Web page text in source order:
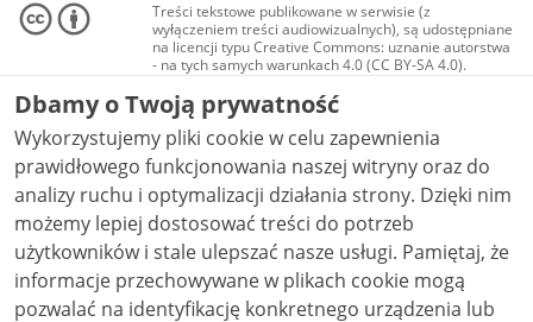
Treści tekstowe publikowane w serwisie (z
wyłączeniem treści audiowizualnych), są udostępniane
na licencji typu Creative Commons: uznanie autorstwa
- na tych samych warunkach 4.0 (CC BY-SA 4.0).
Materiały audiowizualne, w tym zdjęcia, materiały
audio i wideo, są udostępniane na licencji typu
Creative Commons: uznanie autorstwa użycie
niekomercyjne - bez utworów zależnych 4.0 (CC BY-
NC-ND 4.0), o ile nie jest to stwierdzone inaczej.
Dbamy o Twoją prywatność
Wykorzystujemy pliki cookie w celu zapewnienia
prawidłowego funkcjonowania naszej witryny oraz do
analizy ruchu i optymalizacji działania strony. Dzięki nim
możemy lepiej dostosować treści do potrzeb
użytkowników i stale ulepszać nasze usługi. Pamiętaj, że
informacje przechowywane w plikach cookie mogą
pozwalać na identyfikację konkretnego urządzenia lub